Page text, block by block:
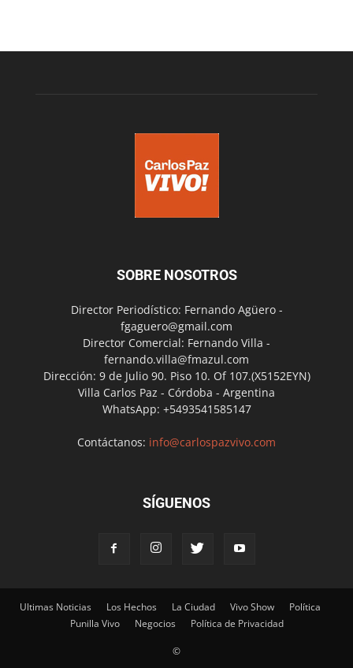
SOBRE NOSOTROS
Director Periodístico: Fernando Agüero -
fgaguero@gmail.com
Director Comercial: Fernando Villa -
fernando.villa@fmazul.com
Dirección: 9 de Julio 90. Piso 10. Of 107.(X5152EYN)
Villa Carlos Paz - Córdoba - Argentina
WhatsApp: +5493541585147
Contáctanos: info@carlospazvivo.com
SÍGUENOS
Ultimas Noticias Los Hechos La Ciudad Vivo Show
Política
Punilla Vivo
Negocios Política de Privacidad
©